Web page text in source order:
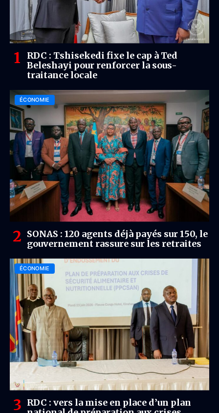
RDC : Tshisekedi fixe le cap à Ted
Beleshayi pour renforcer la sous-
traitance locale
ÉCONOMIE
SONAS : 120 agents déjà payés sur 150, le
gouvernement rassure sur les retraites
ÉCONOMIE
RDC : vers la mise en place d’un plan